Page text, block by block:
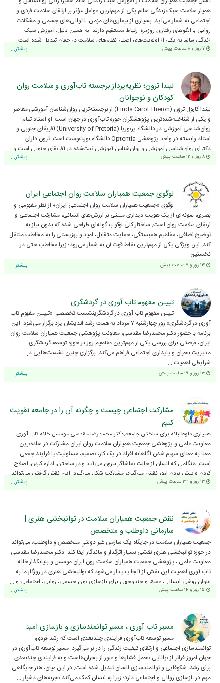
همیار سلامت سبک زندگی سالم یکی از مهم‌ترین عوامل مؤثر بر ارتقای سلامت فردی و
اجتماعی به شمار می‌آید. بسیاری از بیماری‌های مزمن، ناتوانی‌های جسمی و مشکلات
روانی با الگوهای رفتاری روزمره ارتباط مستقیم دارند. به همین دلیل، آموزش سبک
زندگی سالم به یکی از اولویت‌های اصلی نظام‌های سلامت در جهان تبدیل شده است. ...
۷ روز و ۸ ساعت پیش بیشتر...
لیندا ترون؛ نظریه‌پرداز برجسته تاب‌آوری و سلامت روان
کودکان و نوجوانان
لیندا کارول ترون (Linda Carol Theron) از برجسته‌ترین روان‌شناسان آموزشی معاصر
و یکی از شناخته‌شده‌ترین پژوهشگران حوزه تاب‌آوری در جهان است. او استاد تمام
روان‌شناسی آموزشی در دانشگاه پرتوریا (University of Pretoria) آفریقای جنوبی و
استاد وابسته در واحد پژوهشی Optentia دانشگاه نورث‌وست است. ترون دارای
دکترای روان‌شناسی آموزشی و روان‌شناس آموزشی ثبت‌شده در آفریقای جنوبی است و
بیش از دو ...
۸ روز و ۱۲ ساعت پیش بیشتر...
لوگوی جمعیت همیاران سلامت روان اجتماعی ایران
لوگوی «جمعیت همیاران سلامت روان اجتماعی ایران» از نظر مفهومی و
بصری، نمونه‌ای از یک هویت دیداری مبتنی بر ارزش‌های انسانی، مشارکت اجتماعی و
ارتقای سلامت روان است. ساختار کلی لوگو به گونه‌ای طراحی شده که بدون نیاز به
توضیح اضافی، مفاهیم همبستگی، حمایت متقابل، امید و بهزیستی را به مخاطب منتقل
کند. این ویژگی یکی از مهم‌ترین نقاط قوت آن به شمار می‌رود؛ زیرا مخاطب حتی در
نخستین ...
۱۳ روز و ۷ ساعت پیش بیشتر...
تبیین مفهوم تاب آوری در گردشگری
تبیین مفهوم تاب آوری در گردشگرینشست تخصصی «تبیین مفهوم تاب
آوری در گردشگری» روز چهارشنبه ۷ مرداد به همت رشد اندیشان یزد برگزار می‌شود. این
برنامه با حضور دکتر محمدرضا مقدسی، معاونت پژوهشی جمعیت همیاران سلامت روان
ایران، فرصتی برای بررسی یکی از مهم‌ترین مفاهیم روز در حوزه توسعه گردشگری،
مدیریت بحران و پایداری اجتماعی فراهم می‌کند. برگزاری چنین نشست‌هایی در
شرایطی اهمیت ...
۱۳ روز و ۱۹ ساعت پیش بیشتر...
مشارکت اجتماعی چیست و چگونه آن را در جامعه تقویت
کنیم
همیاری داوطلبانه برای ساختن جامعه.دکتر محمدرضا مقدسی موسس خانه تاب آوری
معاونت علمی و پژوهشی جمعیت همیاران سلامت روان ایران مشارکت در ساده‌ترین
معنا به معنای سهیم شدن آگاهانه افراد در یک کار، تصمیم، مسئولیت یا فرایند جمعی
است. هنگامی که انسان از حالت تماشاگر بیرون می‌آید و در ساختن، اداره کردن، اصلاح
کردن و پیش بردن امور نقش می‌گیرد، مشارکت شکل می‌گیرد. این نقش گرفتن می‌تواند
...۱۳ روز و ۲۳ ساعت پیش بیشتر...
نقش جمعیت همیاران سلامت در توانبخشی هنری |
سازمانی داوطلب و متخصص
جمعیت همیاران سلامت در جایگاه یک سازمان غیر دولتیِ متخصص و داوطلب، می‌تواند
در حوزه توانبخشی هنری نقشی بسیار اثرگذار و ماندگار ایفا کند. دکتر محمدرضا مقدسی
معاونت علمی ، پژوهشی جمعیت همیاران سلامت رون ایران موسس و بنیانگذار خانه
تاب آوری اهمیت این نقش از آنجا پدیدار می‌شود که توانبخشی هنری در روزگار ما به
عنوان روشی انسانی، عمیق و چندوجهی برای بازسازی توان جسمی، روانی، اجتماعی و ...
۱۵ روز و ۱۴ ساعت پیش بیشتر...
مسیر تاب آوری ، مسیر توانمندسازی و بازسازی امید
مسیر توسعه تاب‌آوری فرایندی چندبعدی است که رشد فردی،
توانمندسازی اجتماعی و ارتقای کیفیت زندگی را در بر می‌گیرد. مسیر توسعه تاب‌آوری در
جهان امروز فراتر از توانایی تحمل فشارها و عبور از بحران‌هاست و به فرایندی چندبعدی
برای رشد، شکوفایی و توانمندسازی انسان تبدیل شده است. در این میان، هنر جایگاهی
مهم در بازسازی روانی و اجتماعی دارد؛ زیرا به انسان کمک می‌کند تجربه‌های دشوار ...